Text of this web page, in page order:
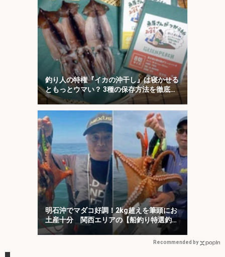
釣り人の特権『イカの沖干し』は寝かせる
ともっとウマい？ 3種の保存方法を徹底検
証
明石沖でマダコ好調！2kg超えを筆頭にお
土産十分 関西エリアの【船釣り特選釣果
7選】
Recommended by